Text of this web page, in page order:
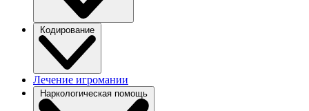
Кодирование
Лечение игромании
Наркологическая помощь